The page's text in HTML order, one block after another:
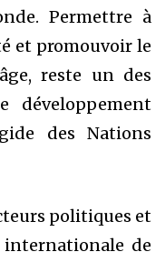
Permettre à
et promouvoir le
reste un des
développement
des Nations
politiques et
de